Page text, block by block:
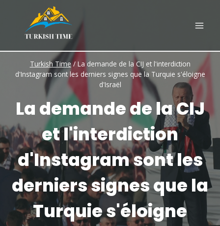
content
Turkish Time/ La demande de la CIJ et l'interdiction
d'Instagram sont les derniers signes que la Turquie s'éloigne
d'Israël
La demande de la CIJ
et l'interdiction
d'Instagram sont les
derniers signes que la
Turquie s'éloigne